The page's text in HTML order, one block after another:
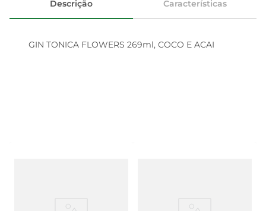
Descrição Características
GIN TONICA FLOWERS 269ml, COCO E ACAI